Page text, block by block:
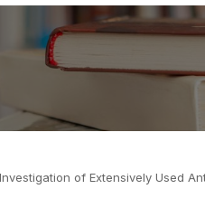
of Extensively Used